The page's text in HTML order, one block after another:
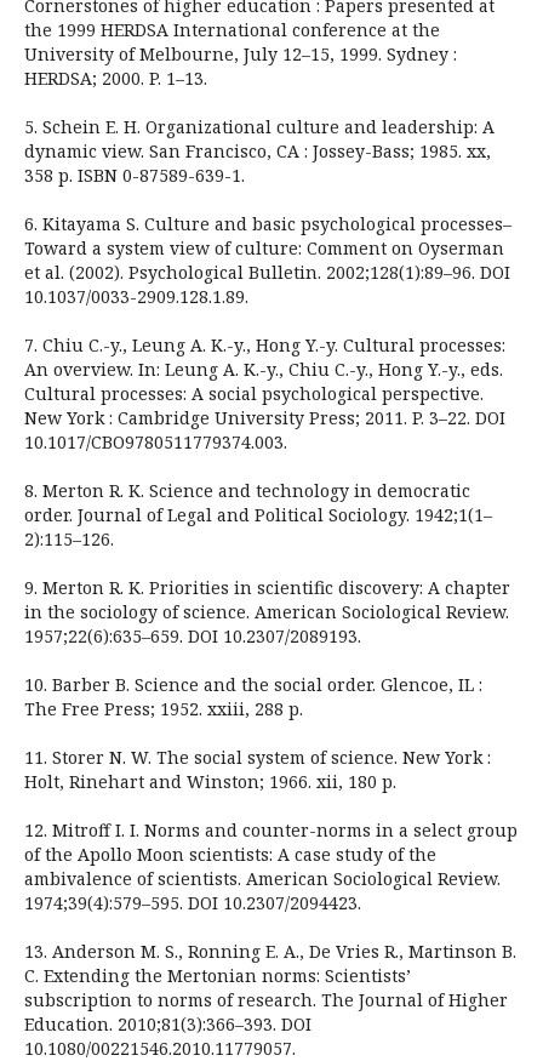
Cornerstones of higher education : Papers presented at
the 1999 HERDSA International conference at the
University of Melbourne, July 12–15, 1999. Sydney :
HERDSA; 2000. P. 1–13.
5. Schein E. H. Organizational culture and leadership: A
dynamic view. San Francisco, CA : Jossey-Bass; 1985. xx,
358 p. ISBN 0-87589-639-1.
6. Kitayama S. Culture and basic psychological processes–
Toward a system view of culture: Comment on Oyserman
et al. (2002). Psychological Bulletin. 2002;128(1):89–96. DOI
10.1037/0033-2909.128.1.89.
7. Chiu C.-y., Leung А. K.-y., Hong Y.-y. Cultural processes:
An overview. In: Leung А. K.-y., Chiu C.-y., Hong Y.-y., eds.
Cultural processes: A social psychological perspective.
New York : Cambridge University Press; 2011. P. 3–22. DOI
10.1017/CBO9780511779374.003.
8. Merton R. K. Science and technology in democratic
order. Journal of Legal and Political Sociology. 1942;1(1–
2):115–126.
9. Merton R. K. Priorities in scientific discovery: A chapter
in the sociology of science. American Sociological Review.
1957;22(6):635–659. DOI 10.2307/2089193.
10. Barber B. Science and the social order. Glencoe, IL :
The Free Press; 1952. xxiii, 288 p.
11. Storer N. W. The social system of science. New York :
Holt, Rinehart and Winston; 1966. xii, 180 p.
12. Mitroff I. I. Norms and counter-norms in a select group
of the Apollo Moon scientists: A case study of the
ambivalence of scientists. American Sociological Review.
1974;39(4):579–595. DOI 10.2307/2094423.
13. Anderson M. S., Ronning E. A., De Vries R., Martinson B.
C. Extending the Mertonian norms: Scientists’
subscription to norms of research. The Journal of Higher
Education. 2010;81(3):366–393. DOI
10.1080/00221546.2010.11779057.